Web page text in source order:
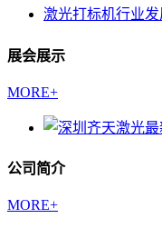
激光打标机行业
展会展示
MORE+
公司简介
MORE+